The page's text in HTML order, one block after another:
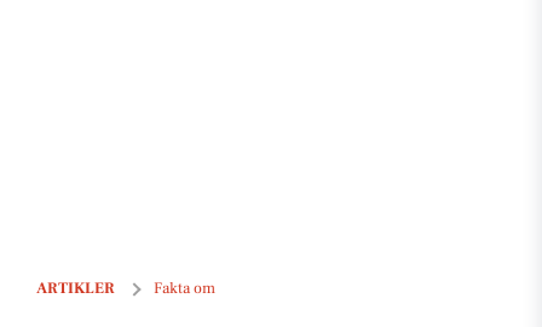
ARTIKLER Fakta om
Indbrudsraten i Faaborg-Midtfyn Kommune er faldet